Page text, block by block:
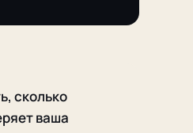
сколько
ваша